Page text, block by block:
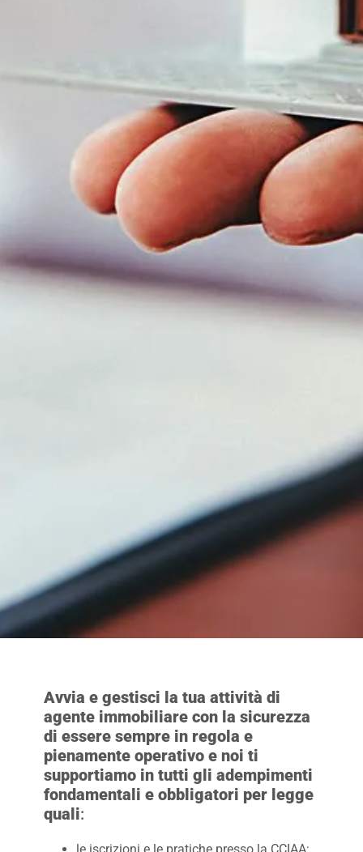
Avvia e gestisci la tua attività di
agente immobiliare con la sicurezza
di essere sempre in regola e
pienamente operativo e noi ti
supportiamo in tutti gli adempimenti
fondamentali e obbligatori per legge
quali: